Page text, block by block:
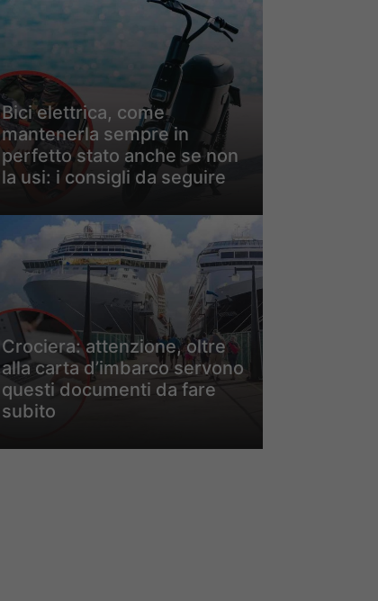
Bici elettrica, come
mantenerla sempre in
perfetto stato anche se non
la usi: i consigli da seguire
Crociera: attenzione, oltre
alla carta d’imbarco servono
questi documenti da fare
subito